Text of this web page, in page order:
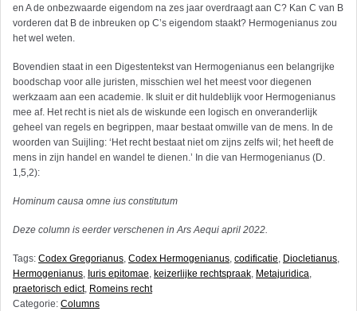
en A de onbezwaarde eigendom na zes jaar overdraagt aan C? Kan C van B
vorderen dat B de inbreuken op C’s eigendom staakt? Hermogenianus zou
het wel weten.
Bovendien staat in een Digestentekst van Hermogenianus een belangrijke
boodschap voor alle juristen, misschien wel het meest voor diegenen
werkzaam aan een academie. Ik sluit er dit huldeblijk voor Hermogenianus
mee af. Het recht is niet als de wiskunde een logisch en onveranderlijk
geheel van regels en begrippen, maar bestaat omwille van de mens. In de
woorden van Suijling: ‘Het recht bestaat niet om zijns zelfs wil; het heeft de
mens in zijn handel en wandel te dienen.’ In die van Hermogenianus (D.
1,5,2):
Hominum causa omne ius constitutum
Deze column is eerder verschenen in Ars Aequi april 2022.
Tags: Codex Gregorianus, Codex Hermogenianus, codificatie, Diocletianus,
Hermogenianus, Iuris epitomae, keizerlijke rechtspraak, Metajuridica,
praetorisch edict, Romeins recht
Categorie: Columns